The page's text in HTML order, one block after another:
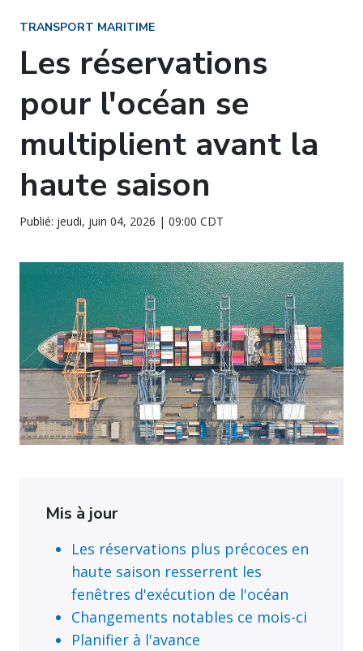
TRANSPORT MARITIME
Les réservations
pour l'océan se
multiplient avant la
haute saison
Publié: jeudi, juin 04, 2026 | 09:00 CDT
Mis à jour
Les réservations plus précoces en
haute saison resserrent les
fenêtres d'exécution de l'océan
Changements notables ce mois-ci
Planifier à l'avance